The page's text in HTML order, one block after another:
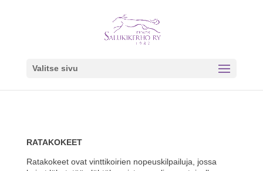
Valitse sivu
RATAKOKEET
Ratakokeet ovat vinttikoirien nopeuskilpailuja, jossa